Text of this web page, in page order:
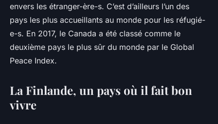
envers les étranger-ère-s. C’est d’ailleurs l’un des
pays les plus accueillants au monde pour les réfugié-
e-s. En 2017, le Canada a été classé comme le
deuxième pays le plus sûr du monde par le Global
Peace Index.
La Finlande, un pays où il fait bon
vivre